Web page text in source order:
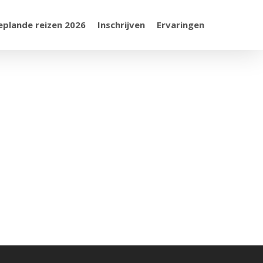
reizen 2026 Inschrijven Ervaringen